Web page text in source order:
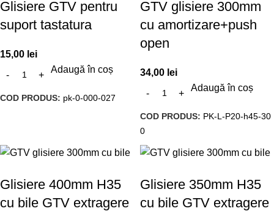
Glisiere GTV pentru
suport tastatura
15,00 lei
Adaugă în coș
COD PRODUS: pk-0-000-027
GTV glisiere 300mm
cu amortizare+push
open
34,00 lei
Adaugă în coș
COD PRODUS: PK-L-P20-h45-30
0
Glisiere 400mm H35
cu bile GTV extragere
Glisiere 350mm H35
cu bile GTV extragere